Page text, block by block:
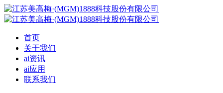
首页
关于我们
ai资讯
ai应用
联系我们